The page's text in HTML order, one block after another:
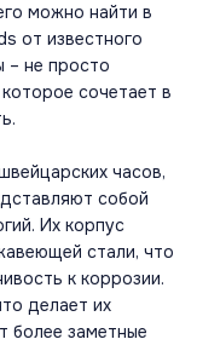
можно найти в
от известного
– не просто
сочетает в
часов,
собой
Их корпус
стали, что
к коррозии.
делает их
более заметные